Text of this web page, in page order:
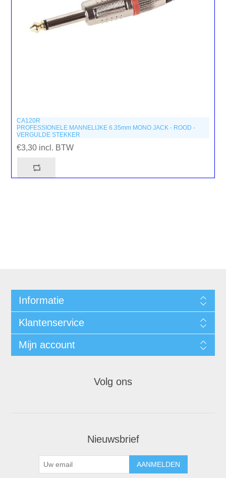
CA120R
PROFESSIONELE MANNELIJKE 6.35mm MONO JACK - ROOD -
VERGULDE STEKKER
€3,30 incl. BTW
Informatie
Klantenservice
Mijn account
Volg ons
Nieuwsbrief